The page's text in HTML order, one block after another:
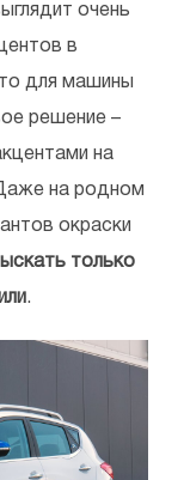
очень
в
для машины
решение –
на
на родном
окраски
только
.